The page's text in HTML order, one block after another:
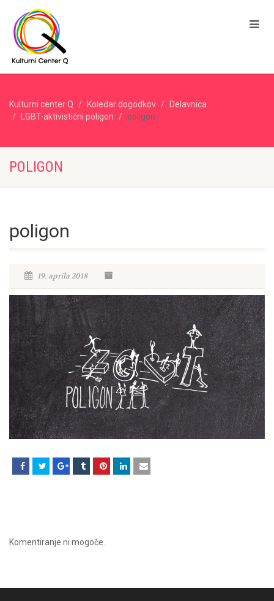
Kulturni center Q Koledar dogodkov
Delavnica
LGBT-aktivistični poligon
poligon
POLIGON
poligon
19. aprila 2018
Komentiranje ni mogoče.